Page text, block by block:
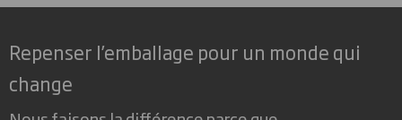
Repenser l’emballage pour un monde qui
change